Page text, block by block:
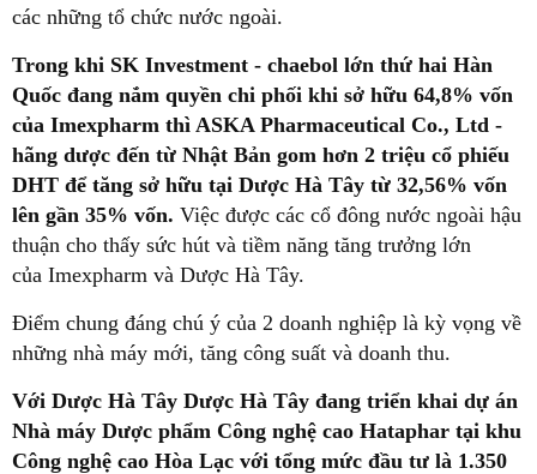
các những tổ chức nước ngoài.
Trong khi SK Investment - chaebol lớn thứ hai Hàn
Quốc đang nắm quyền chi phối khi sở hữu 64,8% vốn
của Imexpharm thì ASKA Pharmaceutical Co., Ltd -
hãng dược đến từ Nhật Bản gom hơn 2 triệu cổ phiếu
DHT để tăng sở hữu tại Dược Hà Tây từ 32,56% vốn
lên gần 35% vốn. Việc được các cổ đông nước ngoài hậu
thuận cho thấy sức hút và tiềm năng tăng trưởng lớn
của Imexpharm và Dược Hà Tây.
Điểm chung đáng chú ý của 2 doanh nghiệp là kỳ vọng về
những nhà máy mới, tăng công suất và doanh thu.
Với Dược Hà Tây Dược Hà Tây đang triển khai dự án
Nhà máy Dược phẩm Công nghệ cao Hataphar tại khu
Công nghệ cao Hòa Lạc với tổng mức đầu tư là 1.350